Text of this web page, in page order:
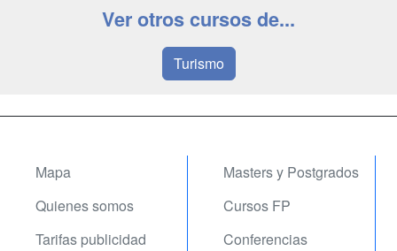
Ver otros cursos de...
Turismo
Mapa
Quienes somos
Tarifas publicidad
Masters y Postgrados
Cursos FP
Conferencias